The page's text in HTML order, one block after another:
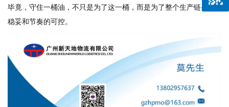
毕竟，守住一桶油，不只是为了这一桶，而是为了整个生产链条的
稳妥和节奏的可控。